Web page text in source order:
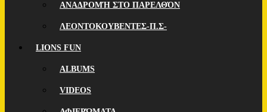
ΑΝΑΔΡΟΜΉ ΣΤΟ ΠΑΡΕΛΘΌΝ
ΛΕΟΝΤΟΚΟΥΒΕΝΤΕΣ-Π.Σ-
LIONS FUN
ALBUMS
VIDEOS